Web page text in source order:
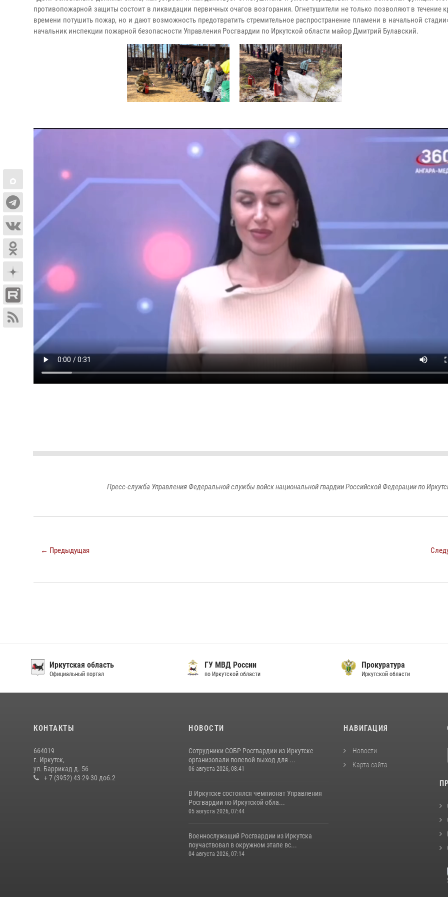
противопожарной защиты состоит в ликвидации первичных очагов возгорания. Огнетушители не только позволяют в течение
времени потушить пожар, но и дают возможность предотвратить стремительное распространение пламени в начальной
начальник инспекции пожарной безопасности Управления Росгвардии по Иркутской области майор Дмитрий Булавский.
Пресс-служба Управления Федеральной службы войск национальной гвардии Российской Федерации по
← Предыдущая
Иркутская область
Официальный портал
ГУ МВД России
по Иркутской области
Прокуратура
Иркутской области
КОНТАКТЫ
664019
г. Иркутск,
ул. Баррикад д. 56
+ 7 (3952) 43-29-30 доб.2
НОВОСТИ
Сотрудники СОБР Росгвардии из Иркутске
организовали полевой выход для ...
06 августа 2026, 08:41
В Иркутске состоялся чемпионат Управления
Росгвардии по Иркутской обла...
05 августа 2026, 07:44
Военнослужащий Росгвардии из Иркутска
поучаствовал в окружном этапе вс...
04 августа 2026, 07:14
НАВИГАЦИЯ
Новости
Карта сайта